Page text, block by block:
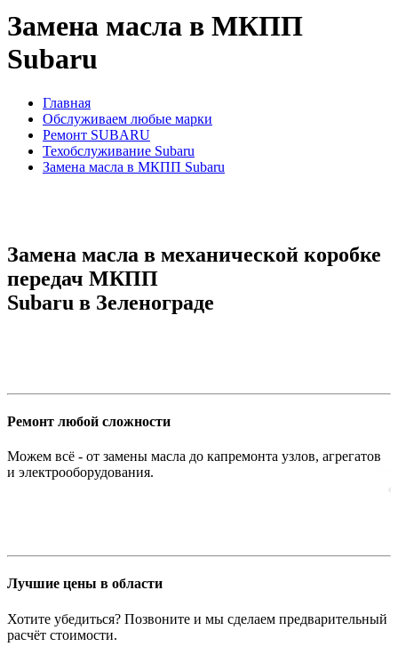
Замена масла в МКПП
Subaru
Главная
Обслуживаем любые марки
Ремонт SUBARU
Техобслуживание Subaru
Замена масла в МКПП Subaru
Замена масла в механической коробке
передач МКПП
Subaru в Зеленограде
Ремонт любой сложности
Можем всё - от замены масла до капремонта узлов, агрегатов
и электрооборудования.
Лучшие цены в области
Хотите убедиться? Позвоните и мы сделаем предварительный
расчёт стоимости.